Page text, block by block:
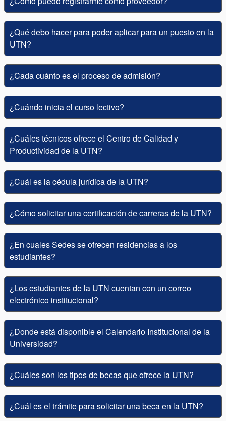
¿Qué debo hacer para poder aplicar para un puesto en la
UTN?
¿Cada cuánto es el proceso de admisión?
¿Cuándo inicia el curso lectivo?
¿Cuáles técnicos ofrece el Centro de Calidad y
Productividad de la UTN?
¿Cuál es la cédula jurídica de la UTN?
¿Cómo solicitar una certificación de carreras de la UTN?
¿En cuales Sedes se ofrecen residencias a los
estudiantes?
¿Los estudiantes de la UTN cuentan con un correo
electrónico institucional?
¿Donde está disponible el Calendario Institucional de la
Universidad?
¿Cuáles son los tipos de becas que ofrece la UTN?
¿Cuál es el trámite para solicitar una beca en la UTN?